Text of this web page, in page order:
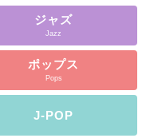
ジャズ
Jazz
ポップス
Pops
J-POP